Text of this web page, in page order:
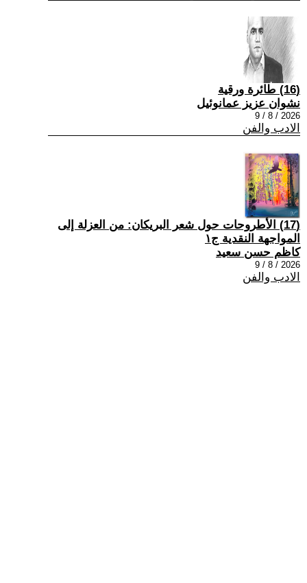
(16) طائرة ورقية
نشوان عزيز عمانوئيل
2026 / 8 / 9
الادب والفن
(17) الأطروحات حول شعر البريكان: من العزلة إلى
المواجهة النقدية ج١
كاظم حسن سعيد
2026 / 8 / 9
الادب والفن